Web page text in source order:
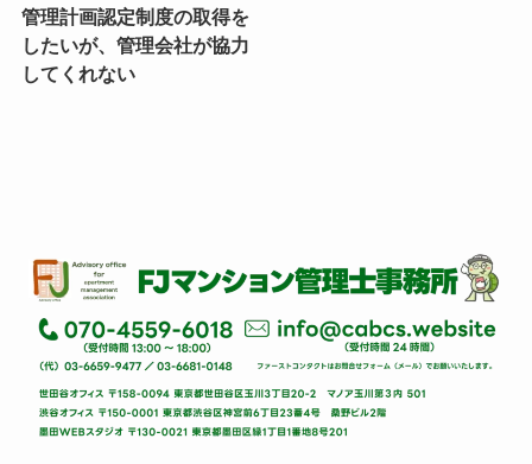
管理計画認定制度の取得を
したいが、管理会社が協力
してくれない